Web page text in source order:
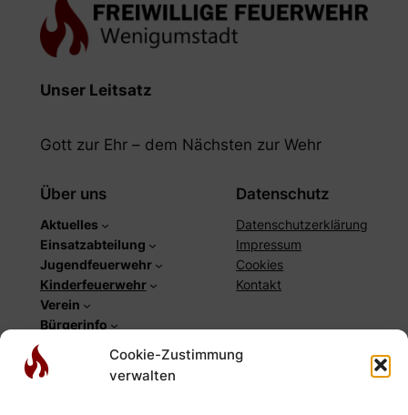
Cookie-Zustimmung
verwalten
Unser Leitsatz
Gott zur Ehr – dem Nächsten zur Wehr
Über uns
Aktuelles
Einsatzabteilung
Jugendfeuerwehr
Kinderfeuerwehr
Verein
Bürgerinfo
Datenschutz
Datenschutzerklärung
Impressum
Cookies
Kontakt
Social